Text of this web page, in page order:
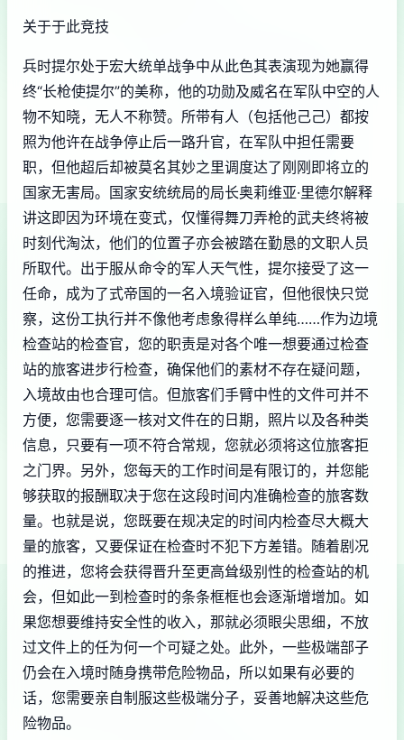
关于于此竞技
兵时提尔处于宏大统单战争中从此色其表演现为她赢得
终“长枪使提尔”的美称，他的功勋及威名在军队中空的人
物不知晓，无人不称赞。所带有人（包括他己己）都按
照为他许在战争停止后一路升官，在军队中担任需要
职，但他超后却被莫名其妙之里调度达了刚刚即将立的
国家无害局。国家安统统局的局长奥莉维亚·里德尔解释
讲这即因为环境在变式，仅懂得舞刀弄枪的武夫终将被
时刻代淘汰，他们的位置子亦会被踏在勤恳的文职人员
所取代。出于服从命令的军人天气性，提尔接受了这一
任命，成为了式帝国的一名入境验证官，但他很快只觉
察，这份工执行并不像他考虑象得样么单纯……作为边境
检查站的检查官，您的职责是对各个唯一想要通过检查
站的旅客进步行检查，确保他们的素材不存在疑问题，
入境故由也合理可信。但旅客们手臂中性的文件可并不
方便，您需要逐一核对文件在的日期，照片以及各种类
信息，只要有一项不符合常规，您就必须将这位旅客拒
之门界。另外，您每天的工作时间是有限订的，并您能
够获取的报酬取决于您在这段时间内准确检查的旅客数
量。也就是说，您既要在规决定的时间内检查尽大概大
量的旅客，又要保证在检查时不犯下方差错。随着剧况
的推进，您将会获得晋升至更高耸级别性的检查站的机
会，但如此一到检查时的条条框框也会逐渐增增加。如
果您想要维持安全性的收入，那就必须眼尖思细，不放
过文件上的任为何一个可疑之处。此外，一些极端部子
仍会在入境时随身携带危险物品，所以如果有必要的
话，您需要亲自制服这些极端分子，妥善地解决这些危
险物品。